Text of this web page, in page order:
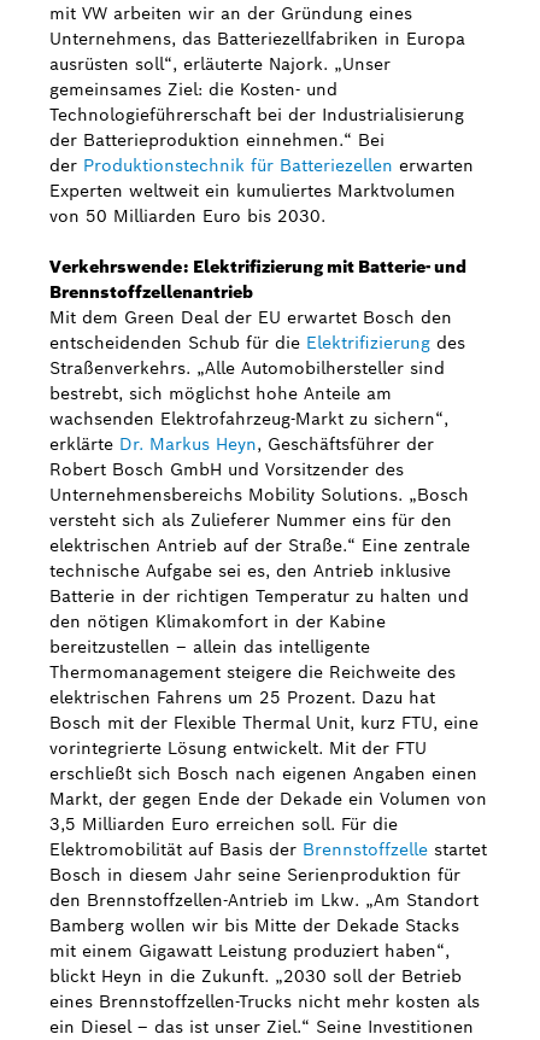
mit VW arbeiten wir an der Gründung eines
Unternehmens, das Batteriezellfabriken in Europa
ausrüsten soll“, erläuterte Najork. „Unser
gemeinsames Ziel: die Kosten- und
Technologieführerschaft bei der Industrialisierung
der Batterieproduktion einnehmen.“ Bei
der Produktionstechnik für Batteriezellen erwarten
Experten weltweit ein kumuliertes Marktvolumen
von 50 Milliarden Euro bis 2030.
Verkehrswende: Elektrifizierung mit Batterie- und
Brennstoffzellenantrieb
Mit dem Green Deal der EU erwartet Bosch den
entscheidenden Schub für die Elektrifizierung des
Straßenverkehrs. „Alle Automobilhersteller sind
bestrebt, sich möglichst hohe Anteile am
wachsenden Elektrofahrzeug-Markt zu sichern“,
erklärte Dr. Markus Heyn, Geschäftsführer der
Robert Bosch GmbH und Vorsitzender des
Unternehmensbereichs Mobility Solutions. „Bosch
versteht sich als Zulieferer Nummer eins für den
elektrischen Antrieb auf der Straße.“ Eine zentrale
technische Aufgabe sei es, den Antrieb inklusive
Batterie in der richtigen Temperatur zu halten und
den nötigen Klimakomfort in der Kabine
bereitzustellen – allein das intelligente
Thermomanagement steigere die Reichweite des
elektrischen Fahrens um 25 Prozent. Dazu hat
Bosch mit der Flexible Thermal Unit, kurz FTU, eine
vorintegrierte Lösung entwickelt. Mit der FTU
erschließt sich Bosch nach eigenen Angaben einen
Markt, der gegen Ende der Dekade ein Volumen von
3,5 Milliarden Euro erreichen soll. Für die
Elektromobilität auf Basis der Brennstoffzelle startet
Bosch in diesem Jahr seine Serienproduktion für
den Brennstoffzellen-Antrieb im Lkw. „Am Standort
Bamberg wollen wir bis Mitte der Dekade Stacks
mit einem Gigawatt Leistung produziert haben“,
blickt Heyn in die Zukunft. „2030 soll der Betrieb
eines Brennstoffzellen-Trucks nicht mehr kosten als
ein Diesel – das ist unser Ziel.“ Seine Investitionen